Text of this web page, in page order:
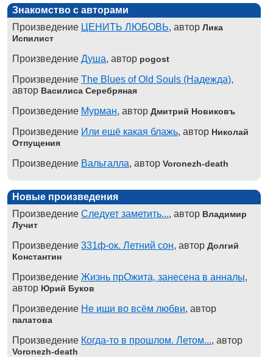
Знакомство с авторами
Произведение ЦЕНИТЬ ЛЮБОВЬ, автор Лика
Испилист
Произведение Душа, автор pogost
Произведение The Blues of Old Souls (Надежда),
автор Василиса Серебряная
Произведение Мурман, автор Дмитрий Новиковъ
Произведение Или ещё какая блажь, автор Николай
Отпущения
Произведение Вальгалла, автор Voronezh-death
Новые произведения
Произведение Следует заметить..., автор Владимир
Лучит
Произведение 331ф-ок. Летний сон, автор Долгий
Константин
Произведение Жизнь прОжита, занесена в анналы,
автор Юрий Буков
Произведение Не ищи во всём любви, автор
палатова
Произведение Когда-то в прошлом. Летом..., автор
Voronezh-death